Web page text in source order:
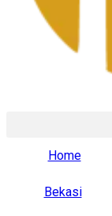
Home
Bekasi